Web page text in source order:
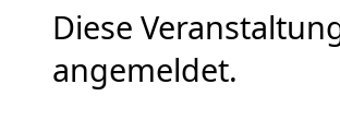
Diese
angemeldet.